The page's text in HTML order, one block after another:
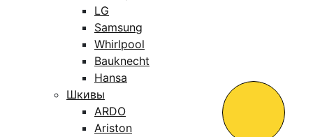
LG
Samsung
Whirlpool
Bauknecht
Hansa
Шкивы
ARDO
Ariston